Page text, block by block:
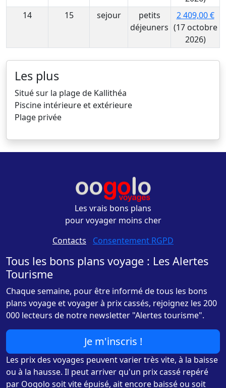
14
15 sejour
petits
déjeuners
2 409,00 €
(17 octobre
2026)
Les plus
Situé sur la plage de Kallithéa
Piscine intérieure et extérieure
Plage privée
Les vrais bons plans
pour voyager moins cher
Contacts - Consentement RGPD
Tous les bons plans voyage : Les Alertes
Tourisme
Chaque semaine, pour être informé de tous les bons
plans voyage et voyager à prix cassés, rejoignez les 200
000 lecteurs de notre newsletter "Alertes tourisme".
Je m'inscris !
Les prix des voyages peuvent varier très vite, à la baisse
ou à la hausse. Il peut arriver qu'un prix cassé repéré
par Oogolo soit vite épuisé, ait encore baissé ou soit